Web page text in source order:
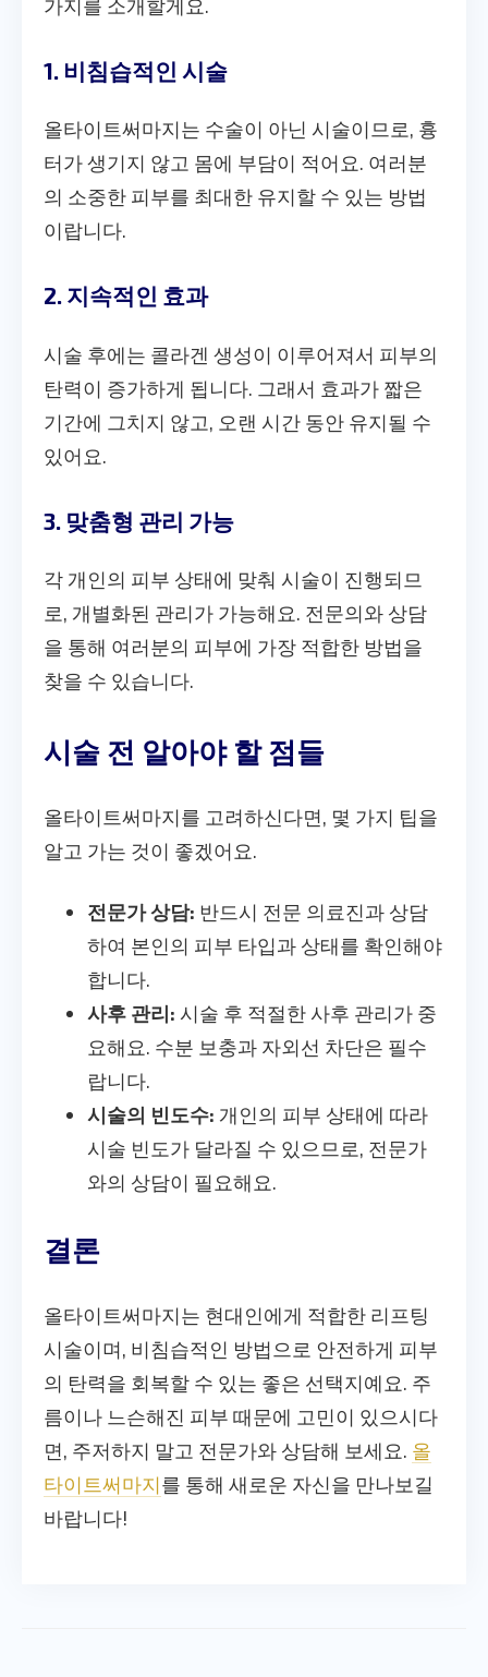
가지를 소개할게요.
1. 비침습적인 시술
올타이트써마지는 수술이 아닌 시술이므로, 흉
터가 생기지 않고 몸에 부담이 적어요. 여러분
의 소중한 피부를 최대한 유지할 수 있는 방법
이랍니다.
2. 지속적인 효과
시술 후에는 콜라겐 생성이 이루어져서 피부의
탄력이 증가하게 됩니다. 그래서 효과가 짧은
기간에 그치지 않고, 오랜 시간 동안 유지될 수
있어요.
3. 맞춤형 관리 가능
각 개인의 피부 상태에 맞춰 시술이 진행되므
로, 개별화된 관리가 가능해요. 전문의와 상담
을 통해 여러분의 피부에 가장 적합한 방법을
찾을 수 있습니다.
시술 전 알아야 할 점들
올타이트써마지를 고려하신다면, 몇 가지 팁을
알고 가는 것이 좋겠어요.
전문가 상담: 반드시 전문 의료진과 상담
하여 본인의 피부 타입과 상태를 확인해야
합니다.
사후 관리: 시술 후 적절한 사후 관리가 중
요해요. 수분 보충과 자외선 차단은 필수
랍니다.
시술의 빈도수: 개인의 피부 상태에 따라
시술 빈도가 달라질 수 있으므로, 전문가
와의 상담이 필요해요.
결론
올타이트써마지는 현대인에게 적합한 리프팅
시술이며, 비침습적인 방법으로 안전하게 피부
의 탄력을 회복할 수 있는 좋은 선택지예요. 주
름이나 느슨해진 피부 때문에 고민이 있으시다
면, 주저하지 말고 전문가와 상담해 보세요. 올
타이트써마지를 통해 새로운 자신을 만나보길
바랍니다!